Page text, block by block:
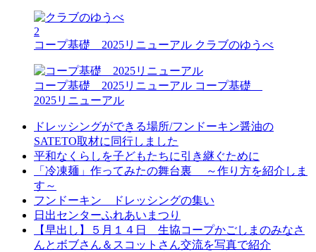
2
コープ基礎 2025リニューアル クラブのゆうべ
コープ基礎 2025リニューアル コープ基礎
2025リニューアル
ドレッシングができる場所/フンドーキン醤油の
SATETO取材に同行しました
平和なくらしを子どもたちに引き継ぐために
「冷凍麺」作ってみたの舞台裏 ～作り方を紹介しま
す～
フンドーキン ドレッシングの集い
日出センターふれあいまつり
【早出し】５月１４日 生協コープかごしまのみなさ
んとボブさん＆スコットさん交流を写真で紹介